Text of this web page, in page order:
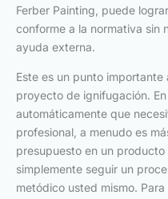
Ferber Painting, puede
conforme a la normativa sin
ayuda externa.
Este es un punto
proyecto de ignifugación.
automáticamente que
profesional, a menudo es
presupuesto en un
simplemente seguir un
metódico usted mismo.